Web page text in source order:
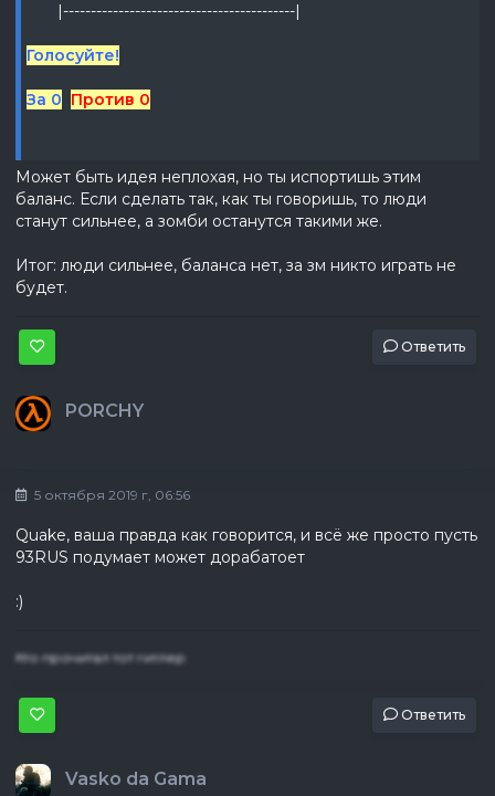
|------------------------------------------|
Голосуйте!
За 0 Против 0
Может быть идея неплохая, но ты испортишь этим
баланс. Если сделать так, как ты говоришь, то люди
станут сильнее, а зомби останутся такими же.
Итог: люди сильнее, баланса нет, за зм никто играть не
будет.
Ответить
PORCHY
5 октября 2019 г, 06:56
Quake, ваша правда как говорится, и всё же просто пусть
93RUS подумает может дорабатоет
:)
Кто прочитал тот гитлер
Ответить
Vasko da Gama